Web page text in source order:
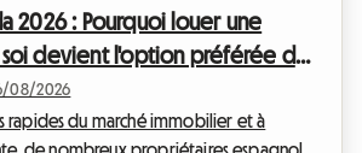
de dépense le plu...
2026 : Pourquoi louer une
devient l'option préférée des
Espagne
08/2026
rapides du marché immobilier et à